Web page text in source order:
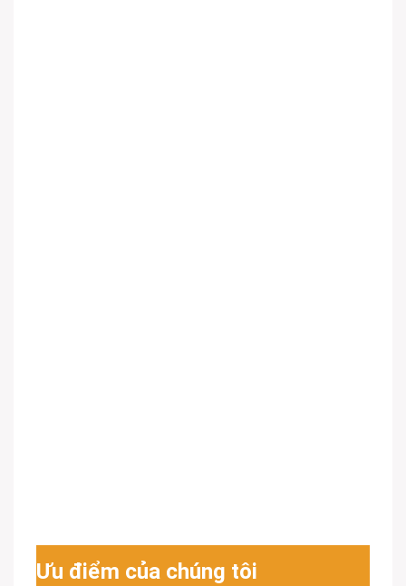
Ưu điểm của chúng tôi